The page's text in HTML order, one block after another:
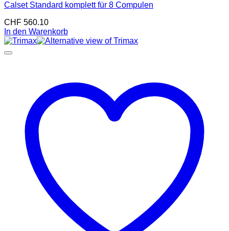
Calset Standard komplett für 8 Compulen
CHF 560.10
In den Warenkorb